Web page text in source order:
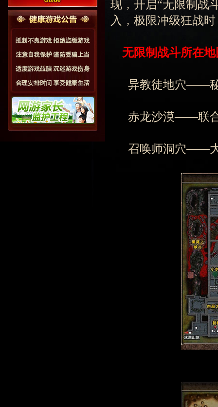
现，开启“无限制战
入，极限冲级狂战
无限制战斗所在
异教徒地穴——秘
赤龙沙漠——联合
召唤师洞穴——大